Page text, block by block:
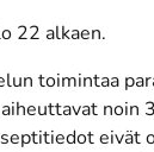
22 alkaen.
toimintaa
noin
eivät